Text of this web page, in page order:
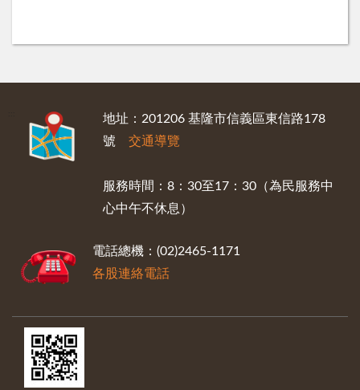
地址：201206 基隆市信義區東信路178
號 交通導覽
服務時間：8：30至17：30（為民服務中
心中午不休息）
電話總機：(02)2465-1171
各股連絡電話